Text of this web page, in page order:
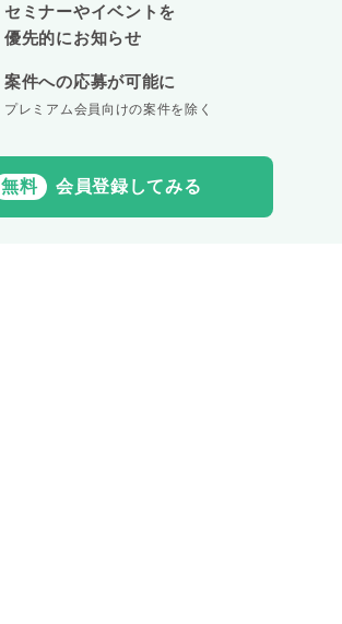
セミナーやイベントを
優先的にお知らせ
案件への応募が可能に
プレミアム会員向けの案件を除く
無料 会員登録してみる